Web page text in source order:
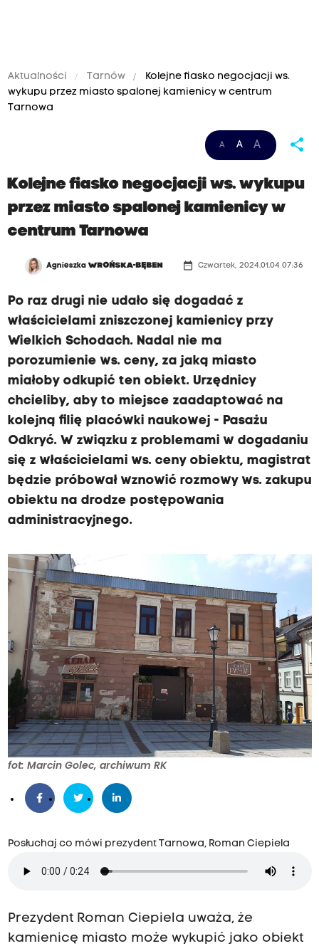
Aktualności Tarnów
Kolejne fiasko negocjacji ws.
wykupu przez miasto spalonej kamienicy w centrum
Tarnowa
A A A share
Kolejne fiasko negocjacji ws. wykupu
przez miasto spalonej kamienicy w
centrum Tarnowa
AgnieszkaWROŃSKA-BĘBEN date_range Czwartek, 2024.01.04 07:36
Po raz drugi nie udało się dogadać z
właścicielami zniszczonej kamienicy przy
Wielkich Schodach. Nadal nie ma
porozumienie ws. ceny, za jaką miasto
miałoby odkupić ten obiekt. Urzędnicy
chcieliby, aby to miejsce zaadaptować na
kolejną filię placówki naukowej - Pasażu
Odkryć. W związku z problemami w dogadaniu
się z właścicielami ws. ceny obiektu, magistrat
będzie próbował wznowić rozmowy ws. zakupu
obiektu na drodze postępowania
administracyjnego.
fot: Marcin Golec, archiwum RK
Posłuchaj co mówi prezydent Tarnowa, Roman Ciepiela
Prezydent Roman Ciepiela uważa, że
kamienicę miasto może wykupić jako obiekt